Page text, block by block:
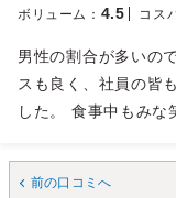
ボリューム ： 4.5 コス
男性の割合が多いの
スも良く、社員の皆
した。 食事中もみな
前の口コミへ